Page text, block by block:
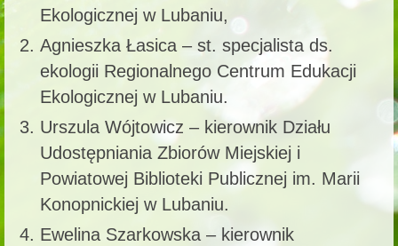
Ekologicznej w Lubaniu,
Agnieszka Łasica – st. specjalista ds.
ekologii Regionalnego Centrum Edukacji
Ekologicznej w Lubaniu.
Urszula Wójtowicz – kierownik Działu
Udostępniania Zbiorów Miejskiej i
Powiatowej Biblioteki Publicznej im. Marii
Konopnickiej w Lubaniu.
Ewelina Szarkowska – kierownik